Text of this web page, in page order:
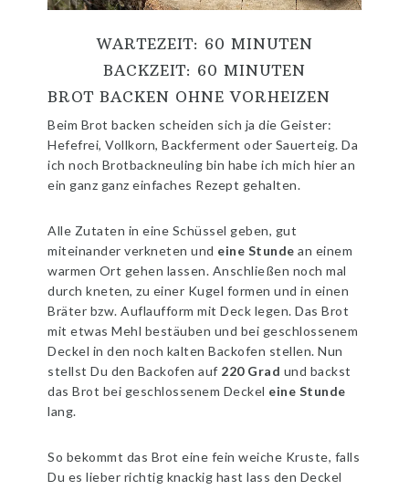
WARTEZEIT: 60 MINUTEN
BACKZEIT: 60 MINUTEN
BROT BACKEN OHNE VORHEIZEN
Beim Brot backen scheiden sich ja die Geister:
Hefefrei, Vollkorn, Backferment oder Sauerteig. Da
ich noch Brotbackneuling bin habe ich mich hier an
ein ganz ganz einfaches Rezept gehalten.
Alle Zutaten in eine Schüssel geben, gut
miteinander verkneten und eine Stunde an einem
warmen Ort gehen lassen. Anschließen noch mal
durch kneten, zu einer Kugel formen und in einen
Bräter bzw. Auflaufform mit Deck legen. Das Brot
mit etwas Mehl bestäuben und bei geschlossenem
Deckel in den noch kalten Backofen stellen. Nun
stellst Du den Backofen auf 220 Grad und backst
das Brot bei geschlossenem Deckel eine Stunde
lang.
So bekommt das Brot eine fein weiche Kruste, falls
Du es lieber richtig knackig hast lass den Deckel